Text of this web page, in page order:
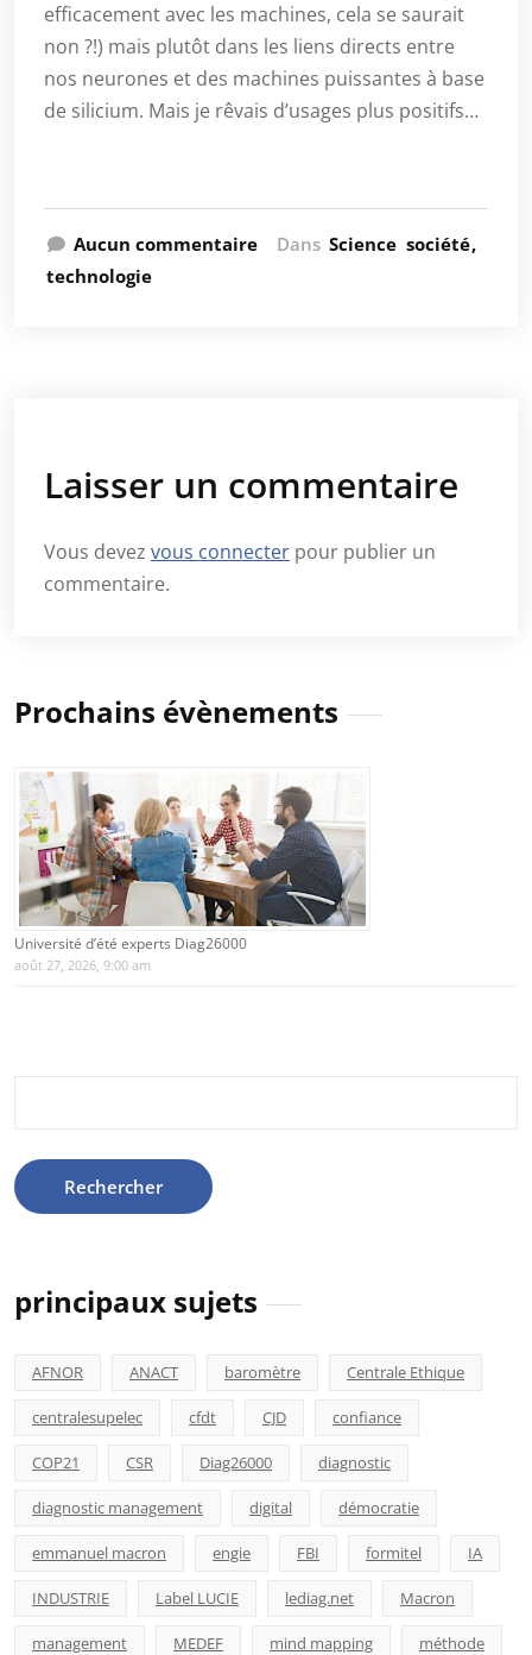
efficacement avec les machines, cela se saurait
non ?!) mais plutôt dans les liens directs entre
nos neurones et des machines puissantes à base
de silicium. Mais je rêvais d’usages plus positifs…
Aucun commentaire Dans Science société
technologie
Laisser un commentaire
Vous devez vous connecter pour publier un
commentaire.
Prochains évènements
Université d’été experts Diag26000
août 27, 2026, 9:00 am
principaux sujets
AFNOR ANACT baromètre Centrale Ethique
centralesupelec cfdt CJD confiance
COP21 CSR Diag26000 diagnostic
diagnostic management digital démocratie
emmanuel macron engie FBI formitel IA
INDUSTRIE Label LUCIE lediag.net Macron
management MEDEF mind mapping méthode